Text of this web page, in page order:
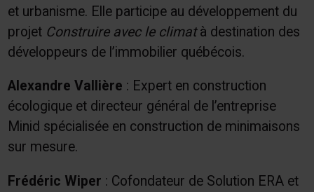
et urbanisme. Elle participe au développement du
projet Construire avec le climatà destination des
développeurs de l’immobilier québécois.
Alexandre Vallière : Expert en construction
écologique et directeur général de l’entreprise
Minid spécialisée en construction de minimaisons
sur mesure.
Frédéric Wiper : Cofondateur de Solution ERA et